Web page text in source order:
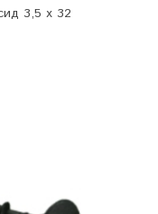
3,5 х 32